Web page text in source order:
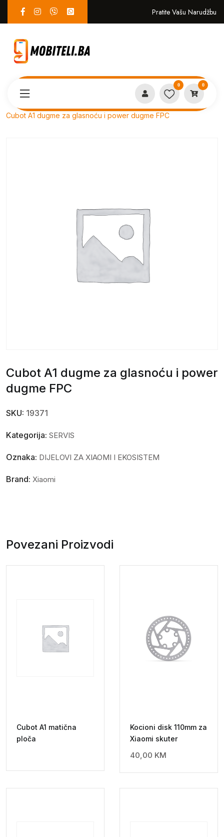
Pratite Vašu Narudžbu
0 0
Cubot A1 dugme za glasnoću i power dugme FPC
Cubot A1 dugme za glasnoću i power
dugme FPC
SKU: 19371
Kategorija: SERVIS
Oznaka: DIJELOVI ZA XIAOMI I EKOSISTEM
Brand: Xiaomi
Povezani Proizvodi
Cubot A1 matična
ploča
Kocioni disk 110mm za
Xiaomi skuter
40,00 KM